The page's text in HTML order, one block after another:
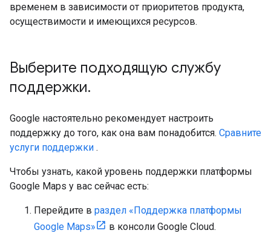
временем в зависимости от приоритетов продукта,
осуществимости и имеющихся ресурсов.
Выберите подходящую службу
поддержки.
Google настоятельно рекомендует настроить
поддержку до того, как она вам понадобится. Сравните
услуги поддержки .
Чтобы узнать, какой уровень поддержки платформы
Google Maps у вас сейчас есть:
Перейдите в раздел «Поддержка платформы
Google Maps»
в консоли Google Cloud.